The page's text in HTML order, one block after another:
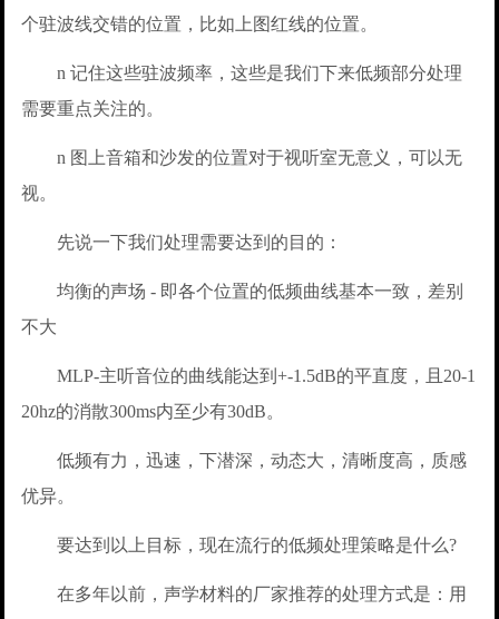
个驻波线交错的位置，比如上图红线的位置。
n 记住这些驻波频率，这些是我们下来低频部分处理
需要重点关注的。
n 图上音箱和沙发的位置对于视听室无意义，可以无
视。
先说一下我们处理需要达到的目的：
均衡的声场 - 即各个位置的低频曲线基本一致，差别
不大
MLP-主听音位的曲线能达到+-1.5dB的平直度，且20-1
20hz的消散300ms内至少有30dB。
低频有力，迅速，下潜深，动态大，清晰度高，质感
优异。
要达到以上目标，现在流行的低频处理策略是什么?
在多年以前，声学材料的厂家推荐的处理方式是：用